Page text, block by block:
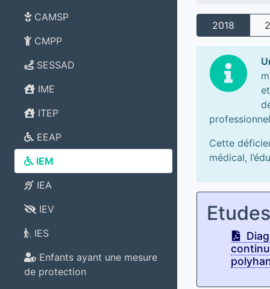
CAMSP
CMPP
SESSAD
IME
ITEP
EEAP
IEM
IEA
IEV
IES
Enfants ayant une mesure
de protection
2018
Cette
médical,
Etudes